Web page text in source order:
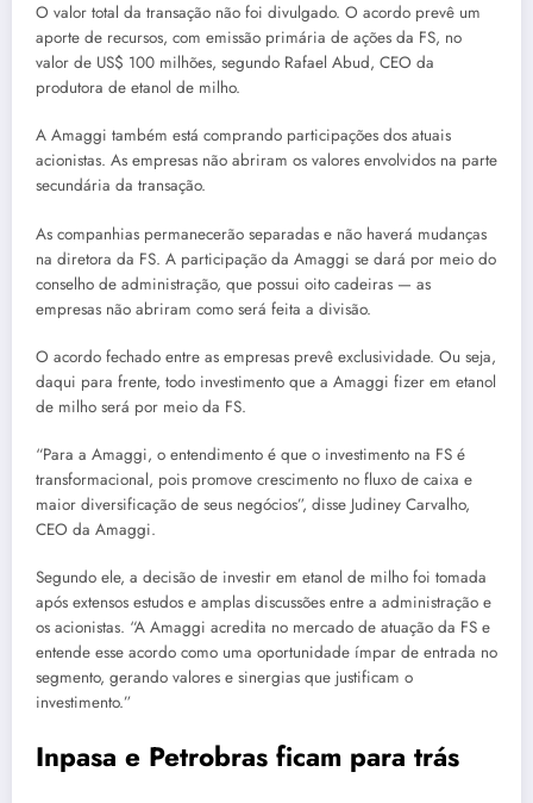
O valor total da transação não foi divulgado. O acordo prevê um
aporte de recursos, com emissão primária de ações da FS, no
valor de US$ 100 milhões, segundo Rafael Abud, CEO da
produtora de etanol de milho.
A Amaggi também está comprando participações dos atuais
acionistas. As empresas não abriram os valores envolvidos na parte
secundária da transação.
As companhias permanecerão separadas e não haverá mudanças
na diretora da FS. A participação da Amaggi se dará por meio do
conselho de administração, que possui oito cadeiras — as
empresas não abriram como será feita a divisão.
O acordo fechado entre as empresas prevê exclusividade. Ou seja,
daqui para frente, todo investimento que a Amaggi fizer em etanol
de milho será por meio da FS.
“Para a Amaggi, o entendimento é que o investimento na FS é
transformacional, pois promove crescimento no fluxo de caixa e
maior diversificação de seus negócios”, disse Judiney Carvalho,
CEO da Amaggi.
Segundo ele, a decisão de investir em etanol de milho foi tomada
após extensos estudos e amplas discussões entre a administração e
os acionistas. “A Amaggi acredita no mercado de atuação da FS e
entende esse acordo como uma oportunidade ímpar de entrada no
segmento, gerando valores e sinergias que justificam o
investimento.”
Inpasa e Petrobras ficam para trás